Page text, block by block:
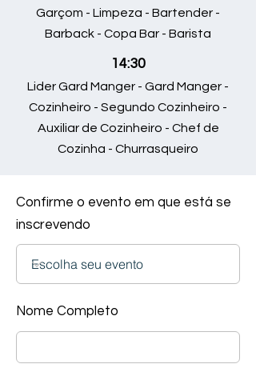
Garçom - Limpeza - Bartender -
Barback - Copa Bar - Barista
14:30
Lider Gard Manger - Gard Manger -
Cozinheiro - Segundo Cozinheiro -
Auxiliar de Cozinheiro - Chef de
Cozinha - Churrasqueiro
Confirme o evento em que está se
inscrevendo
Nome Completo